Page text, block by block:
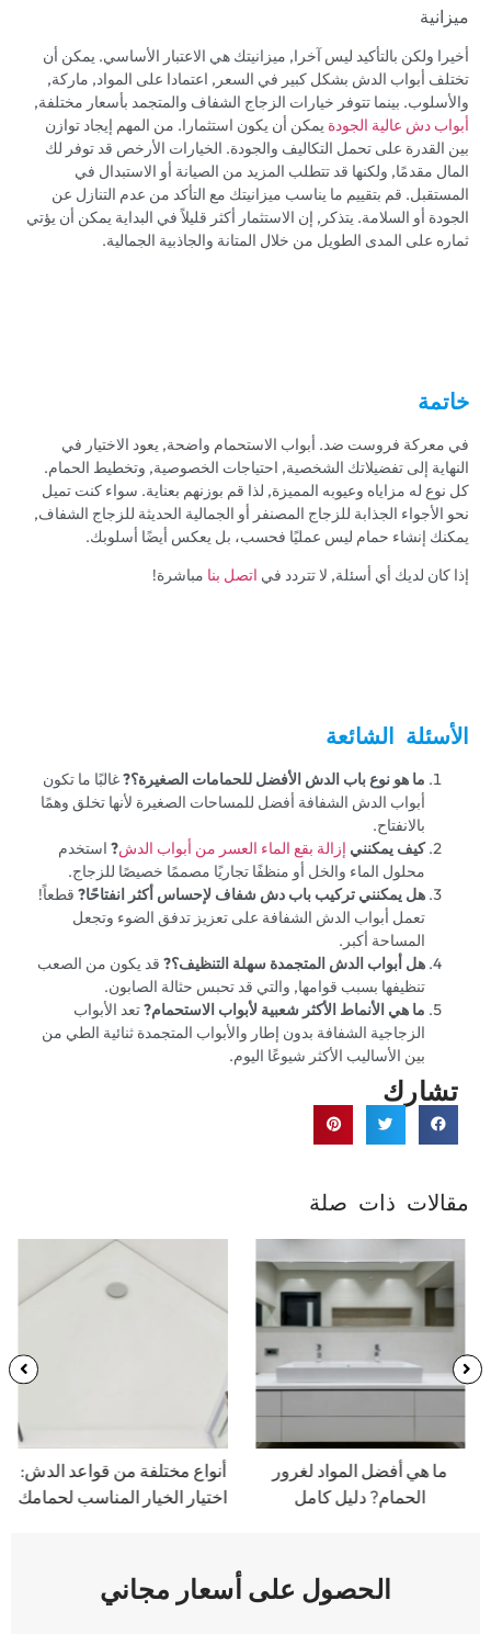
ميزانية
أخيرا ولكن بالتأكيد ليس آخرا, ميزانيتك هي الاعتبار الأساسي. يمكن أن
تختلف أبواب الدش بشكل كبير في السعر, اعتمادا على المواد, ماركة,
والأسلوب. بينما تتوفر خيارات الزجاج الشفاف والمتجمد بأسعار مختلفة,
أبواب دش عالية الجودةيمكن أن يكون استثمارا. من المهم إيجاد توازن
بين القدرة على تحمل التكاليف والجودة. الخيارات الأرخص قد توفر لك
المال مقدمًا, ولكنها قد تتطلب المزيد من الصيانة أو الاستبدال في
المستقبل. قم بتقييم ما يناسب ميزانيتك مع التأكد من عدم التنازل عن
الجودة أو السلامة. يتذكر, إن الاستثمار أكثر قليلاً في البداية يمكن أن يؤتي
ثماره على المدى الطويل من خلال المتانة والجاذبية الجمالية.
خاتمة
في معركة فروست ضد. أبواب الاستحمام واضحة, يعود الاختيار في
النهاية إلى تفضيلاتك الشخصية, احتياجات الخصوصية, وتخطيط الحمام.
كل نوع له مزاياه وعيوبه المميزة, لذا قم بوزنهم بعناية. سواء كنت تميل
نحو الأجواء الجذابة للزجاج المصنفر أو الجمالية الحديثة للزجاج الشفاف,
يمكنك إنشاء حمام ليس عمليًا فحسب، بل يعكس أيضًا أسلوبك.
إذا كان لديك أي أسئلة, لا تتردد فياتصل بنامباشرة!
الأسئلة الشائعة
ما هو نوع باب الدش الأفضل للحمامات الصغيرة؟?غالبًا ما تكون
أبواب الدش الشفافة أفضل للمساحات الصغيرة لأنها تخلق وهمًا
بالانفتاح.
كيف يمكننيإزالة بقع الماء العسر من أبواب الدش ?استخدم
محلول الماء والخل أو منظفًا تجاريًا مصممًا خصيصًا للزجاج.
هل يمكنني تركيب باب دش شفاف لإحساس أكثر انفتاحًا?قطعاً!
تعمل أبواب الدش الشفافة على تعزيز تدفق الضوء وتجعل
المساحة أكبر.
هل أبواب الدش المتجمدة سهلة التنظيف؟?قد يكون من الصعب
تنظيفها بسبب قوامها, والتي قد تحبس حثالة الصابون.
ما هي الأنماط الأكثر شعبية لأبواب الاستحمام?تعد الأبواب
الزجاجية الشفافة بدون إطار والأبواب المتجمدة ثنائية الطي من
بين الأساليب الأكثر شيوعًا اليوم.
تشارك
مقالات ذات صلة
ما هي أفضل المواد لغرور
الحمام? دليل كامل
أنواع مختلفة من قواعد الدش:
اختيار الخيار المناسب لحمامك
الحصول على أسعار مجاني